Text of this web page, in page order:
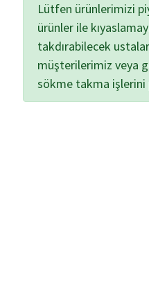
Lütfen ürünlerimizi
ürünler ile
takdırabilecek
müşterilerimiz veya
sökme takma